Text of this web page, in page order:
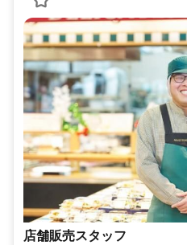
店舗販売スタッフ